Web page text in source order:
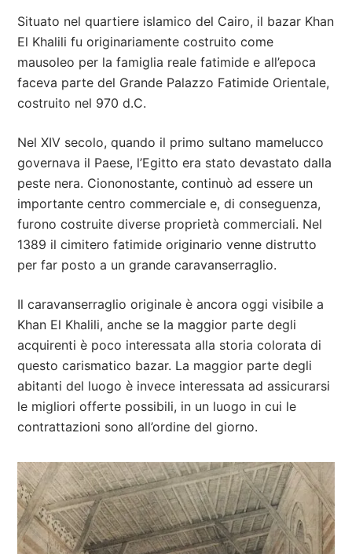
Situato nel quartiere islamico del Cairo, il bazar Khan
El Khalili fu originariamente costruito come
mausoleo per la famiglia reale fatimide e all’epoca
faceva parte del Grande Palazzo Fatimide Orientale,
costruito nel 970 d.C.
Nel XIV secolo, quando il primo sultano mamelucco
governava il Paese, l’Egitto era stato devastato dalla
peste nera. Ciononostante, continuò ad essere un
importante centro commerciale e, di conseguenza,
furono costruite diverse proprietà commerciali. Nel
1389 il cimitero fatimide originario venne distrutto
per far posto a un grande caravanserraglio.
Il caravanserraglio originale è ancora oggi visibile a
Khan El Khalili, anche se la maggior parte degli
acquirenti è poco interessata alla storia colorata di
questo carismatico bazar. La maggior parte degli
abitanti del luogo è invece interessata ad assicurarsi
le migliori offerte possibili, in un luogo in cui le
contrattazioni sono all’ordine del giorno.